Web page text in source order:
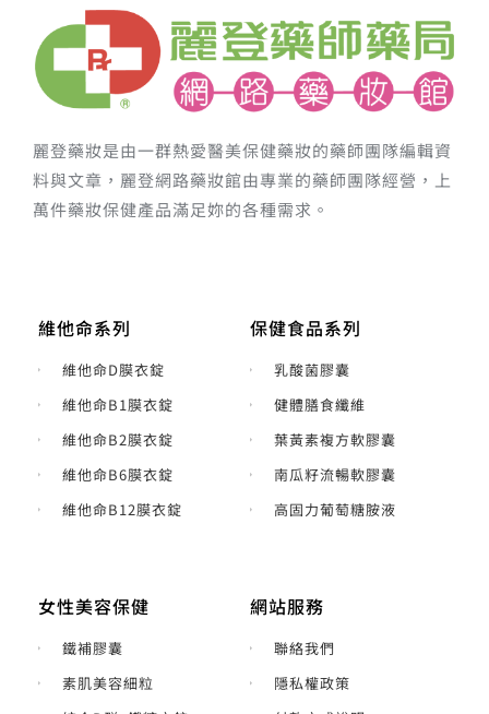
麗登藥妝是由一群熱愛醫美保健藥妝的藥師團隊編輯資
料與文章，麗登網路藥妝館由專業的藥師團隊經營，上
萬件藥妝保健產品滿足妳的各種需求。
維他命系列
維他命D膜衣錠
維他命B1膜衣錠
維他命B2膜衣錠
維他命B6膜衣錠
維他命B12膜衣錠
保健食品系列
乳酸菌膠囊
健體膳食纖維
葉黃素複方軟膠囊
南瓜籽流暢軟膠囊
高固力葡萄糖胺液
女性美容保健
鐵補膠囊
素肌美容細粒
網站服務
聯絡我們
隱私權政策